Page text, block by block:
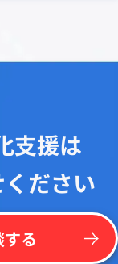
支援は
ださい
る